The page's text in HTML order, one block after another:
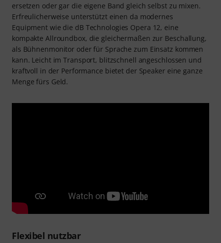
ersetzen oder gar die eigene Band gleich selbst zu mixen.
Erfreulicherweise unterstützt einen da modernes
Equipment wie die dB Technologies Opera 12, eine
kompakte Allroundbox, die gleichermaßen zur Beschallung,
als Bühnenmonitor oder für Sprache zum Einsatz kommen
kann. Leicht im Transport, blitzschnell angeschlossen und
kraftvoll in der Performance bietet der Speaker eine ganze
Menge fürs Geld.
Flexibel nutzbar